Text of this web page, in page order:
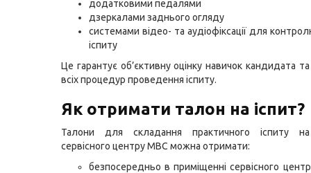
додатковими педалями
дзеркалами заднього огляду
системами відео- та аудіофіксації для
іспиту
Це гарантує об’єктивну оцінку навичок кандидата
всіх процедур проведення іспиту.
Як отримати талон на іспит?
Талони для складання практичного іспиту на
сервісного центру МВС можна отримати:
безпосередньо в приміщенні сервісного